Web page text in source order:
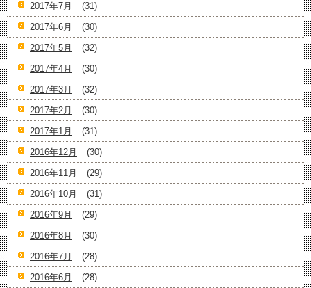
2017年7月
(31)
2017年6月
(30)
2017年5月
(32)
2017年4月
(30)
2017年3月
(32)
2017年2月
(30)
2017年1月
(31)
2016年12月
(30)
2016年11月
(29)
2016年10月
(31)
2016年9月
(29)
2016年8月
(30)
2016年7月
(28)
2016年6月
(28)